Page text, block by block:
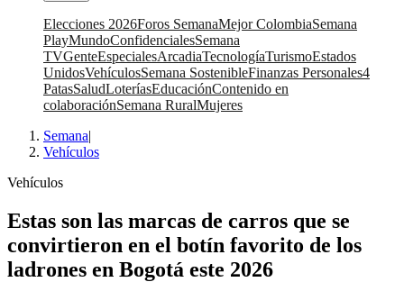
Elecciones 2026Foros SemanaMejor ColombiaSemana
PlayMundoConfidencialesSemana
TVGenteEspecialesArcadiaTecnologíaTurismoEstados
UnidosVehículosSemana SostenibleFinanzas Personales4
PatasSaludLoteríasEducaciónContenido en
colaboraciónSemana RuralMujeres
Semana|
Vehículos
Vehículos
Estas son las marcas de carros que se
convirtieron en el botín favorito de los
ladrones en Bogotá este 2026